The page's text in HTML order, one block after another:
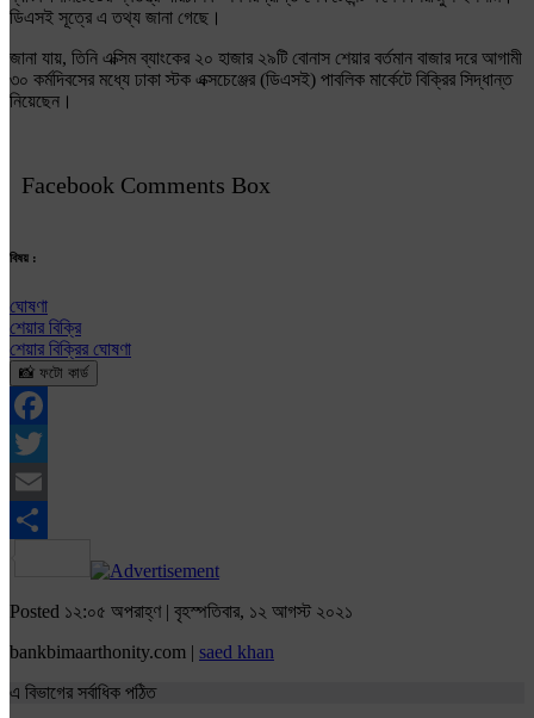
ডিএসই সূত্রে এ তথ্য জানা গেছে।
জানা যায়, তিনি এক্সিম ব্যাংকের ২০ হাজার ২৯টি বোনাস শেয়ার বর্তমান বাজার দরে আগামী
৩০ কর্মদিবসের মধ্যে ঢাকা স্টক এক্সচেঞ্জের (ডিএসই) পাবলিক মার্কেটে বিক্রির সিদ্ধান্ত
নিয়েছেন।
Facebook Comments Box
বিষয় :
ঘোষণা
শেয়ার বিক্রি
শেয়ার বিক্রির ঘোষণা
📸 ফটো কার্ড
Facebook
Twitter
Email
Share
Posted ১২:০৫ অপরাহ্ণ | বৃহস্পতিবার, ১২ আগস্ট ২০২১
bankbimaarthonity.com | saed khan
এ বিভাগের সর্বাধিক পঠিত